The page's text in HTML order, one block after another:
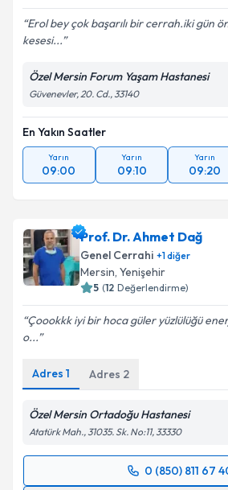
Erol bey çok başarılı bir cerrah.iki gün
kesesi...
Özel Mersin Forum Yaşam Hastanesi
Güvenevler, 20. Cd., 33140
En Yakın Saatler
Yarın
09:00
Yarın
09:10
Yarın
09:20
Prof. Dr. Ahmet Dağ
Genel Cerrahi +1diğer
Mersin, Yenişehir
5 (12 Değerlendirme)
Çoookkk iyi bir hoca güler yüzlülüğü
o...
Adres 1 Adres 2
Özel Mersin Ortadoğu Hastanesi
Atatürk Mah., 31035. Sk. No:11, 33330
0 (850) 811 67
Randevu Takvimi Talebi